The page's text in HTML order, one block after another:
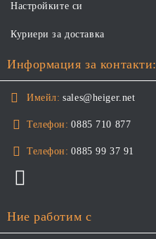
Настройките си
Куриери за доставка
Информация за контакти:
Имейл: sales@heiger.net
Телефон: 0885 710 877
Телефон: 0885 99 37 91
Ние работим с